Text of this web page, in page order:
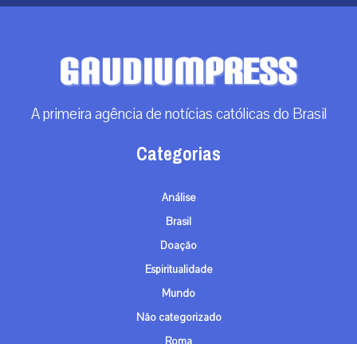
Espiritualidade
Mundo
Não categorizado
Contato
info@gaudiumpress.org
São Paulo, Brasil